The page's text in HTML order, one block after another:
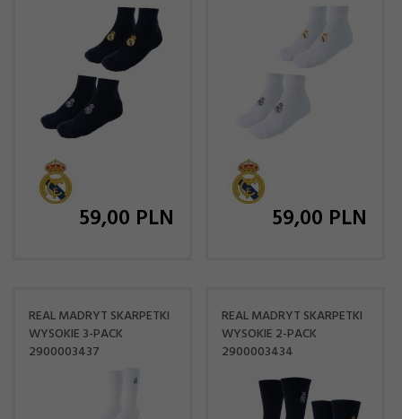
59,00 PLN 59,00 PLN
REAL MADRYT SKARPETKI
WYSOKIE 3-PACK
2900003437
REAL MADRYT SKARPETKI
WYSOKIE 2-PACK
2900003434